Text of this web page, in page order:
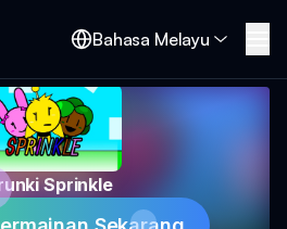
Bahasa Melayu
Sprinkle